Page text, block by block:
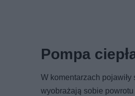
Pompa
W komentarzach
wyobrażają sobie